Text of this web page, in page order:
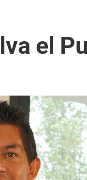
el